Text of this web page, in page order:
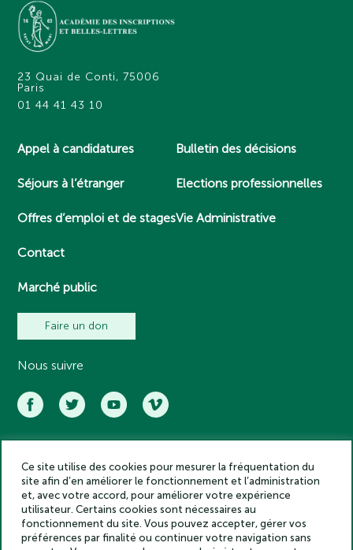
23 Quai de Conti, 75006
Paris
01 44 41 43 10
Appel à candidatures
Séjours à l’étranger
Offres d’emploi et de stages
Contact
Marché public
Bulletin des décisions
Elections professionnelles
Vie Administrative
Faire un don
Nous suivre
Académie des inscriptions et belles lettres – Tous droits réservés
2025
Politique de confidentialité
Mentions légales
Crédits
Ce site utilise des cookies pour mesurer la fréquentation du
site afin d’en améliorer le fonctionnement et l’administration
et, avec votre accord, pour améliorer votre expérience
utilisateur. Certains cookies sont nécessaires au
fonctionnement du site. Vous pouvez accepter, gérer vos
préférences par finalité ou continuer votre navigation sans